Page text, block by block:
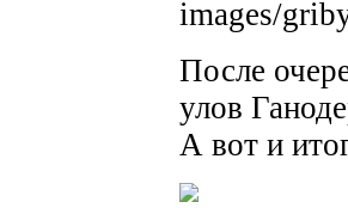
После
улов
А вот и